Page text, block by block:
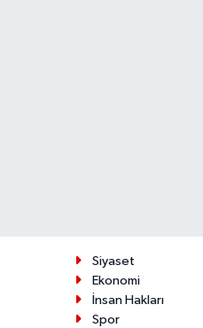
Siyaset
Ekonomi
İnsan Hakları
Spor